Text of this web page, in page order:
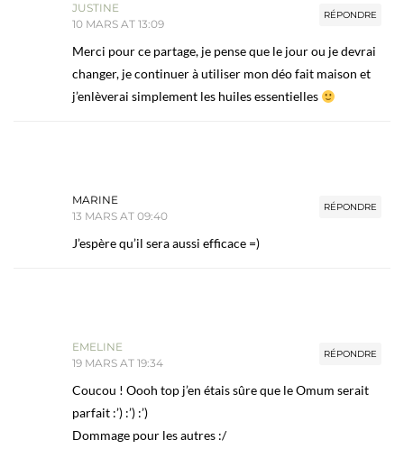
RÉPONDRE
JUSTINE
10 MARS AT 13:09
Merci pour ce partage, je pense que le jour ou je devrai
changer, je continuer à utiliser mon déo fait maison et
j’enlèverai simplement les huiles essentielles
RÉPONDRE
MARINE
13 MARS AT 09:40
J’espère qu’il sera aussi efficace =)
RÉPONDRE
EMELINE
19 MARS AT 19:34
Coucou ! Oooh top j’en étais sûre que le Omum serait
parfait :’) :’) :’)
Dommage pour les autres :/